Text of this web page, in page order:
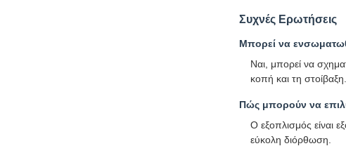
Συχνές Ερωτήσεις
Μπορεί να
Ναι, μπορεί να
κοπή και τη στοίβαξη.
Πώς μπορούν να
Ο εξοπλισμός είναι
εύκολη διόρθωση.